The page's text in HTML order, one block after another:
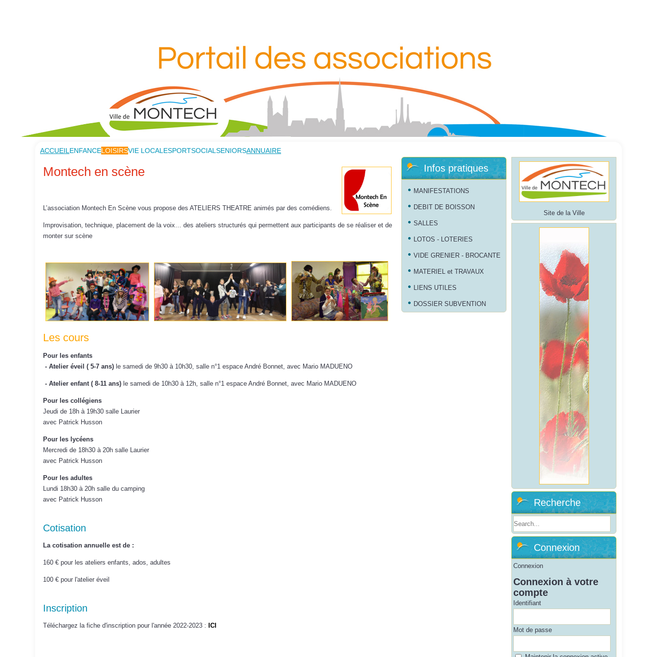
ACCUEIL ENFANCELOISIRSVIE LOCALESPORTSOCIAL SENIORSANNUAIRE
Montech en scène
L’association Montech En Scène vous propose des ATELIERS THEATRE animés par des comédiens.
Improvisation, technique, placement de la voix… des ateliers structurés qui permettent aux participants de se réaliser et de
monter sur scène
Les cours
Pour les enfants
- Atelier éveil ( 5-7 ans) le samedi de 9h30 à 10h30, salle n°1 espace André Bonnet, avec Mario MADUENO
- Atelier enfant ( 8-11 ans) le samedi de 10h30 à 12h, salle n°1 espace André Bonnet, avec Mario MADUENO
Pour les collégiens
Jeudi de 18h à 19h30 salle Laurier
avec Patrick Husson
Pour les lycéens
Mercredi de 18h30 à 20h salle Laurier
avec Patrick Husson
Pour les adultes
Lundi 18h30 à 20h salle du camping
avec Patrick Husson
Cotisation
La cotisation annuelle est de :
160 € pour les ateliers enfants, ados, adultes
100 € pour l'atelier éveil
Inscription
Téléchargez la fiche d'inscription pour l'année 2022-2023 : ICI
Infos pratiques
MANIFESTATIONS
DEBIT DE BOISSON
SALLES
LOTOS - LOTERIES
VIDE GRENIER - BROCANTE
MATERIEL et TRAVAUX
LIENS UTILES
DOSSIER SUBVENTION
Site de la Ville
Recherche
Connexion
Connexion
Connexion à votre
compte
Identifiant
Mot de passe